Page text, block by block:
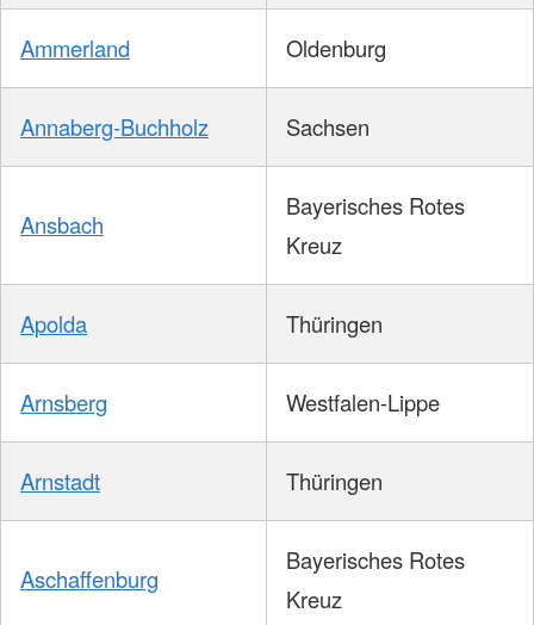
Ammerland Oldenburg
Annaberg-Buchholz Sachsen
Ansbach
Bayerisches Rotes
Kreuz
Apolda Thüringen
Arnsberg Westfalen-Lippe
Arnstadt Thüringen
Aschaffenburg
Bayerisches Rotes
Kreuz